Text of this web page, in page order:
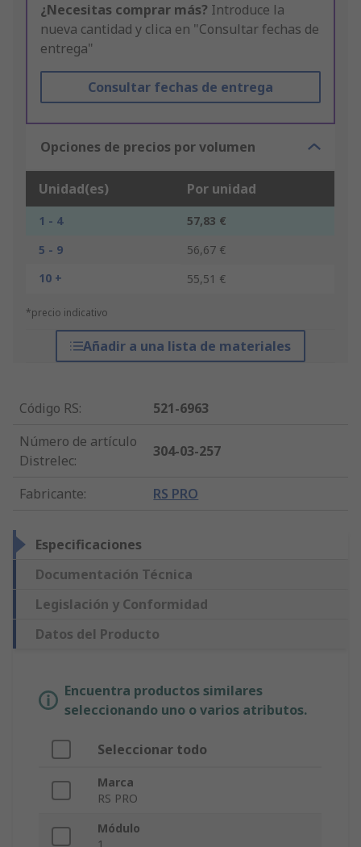
¿Necesitas comprar más? Introduce la
nueva cantidad y clica en "Consultar fechas de
entrega"
Consultar fechas de entrega
Opciones de precios por volumen
Unidad(es) Por unidad
1 - 4
57,83 €
5 - 9
56,67 €
10 +
55,51 €
*precio indicativo
Añadir a una lista de materiales
Código RS:
521-6963
Número de artículo
Distrelec:
304-03-257
Fabricante: RS PRO
Especificaciones
Documentación Técnica
Legislación y Conformidad
Datos del Producto
Encuentra productos similares
seleccionando uno o varios atributos.
Seleccionar todo
Marca
RS PRO
Módulo